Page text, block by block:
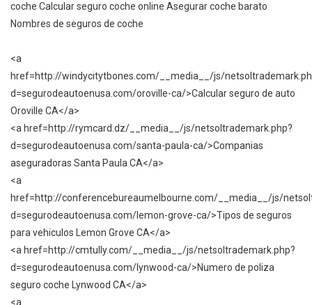
coche Calcular seguro coche online Asegurar coche barato
Nombres de seguros de coche
<a
href=http://windycitytbones.com/__media__/js/
d=segurodeautoenusa.com/oroville-ca/>Calcular seguro de auto
Oroville CA</a>
<a href=http://rymcard.dz/__media__/js/netsoltrademark.php?
d=segurodeautoenusa.com/santa-paula-ca/>Companias
aseguradoras Santa Paula CA</a>
<a
href=http://conferencebureaumelbourne.com/__media__/js/
d=segurodeautoenusa.com/lemon-grove-ca/>Tipos de seguros
para vehiculos Lemon Grove CA</a>
<a href=http://cmtully.com/__media__/js/netsoltrademark.php?
d=segurodeautoenusa.com/lynwood-ca/>Numero de poliza
seguro coche Lynwood CA</a>
<a